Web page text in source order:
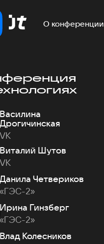
О конференции
Василина
Дрогичинская
VK
Виталий Шутов
VK
Данила Четвериков
«ГЭС-2»
Ирина Гинзберг
«ГЭС-2»
Влад Колесников